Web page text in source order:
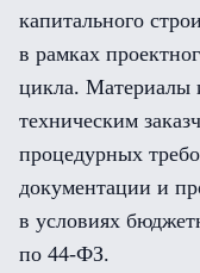
капитального
в рамках
цикла. Материалы
техническим
процедурных
документации и
в условиях
по 44-ФЗ.